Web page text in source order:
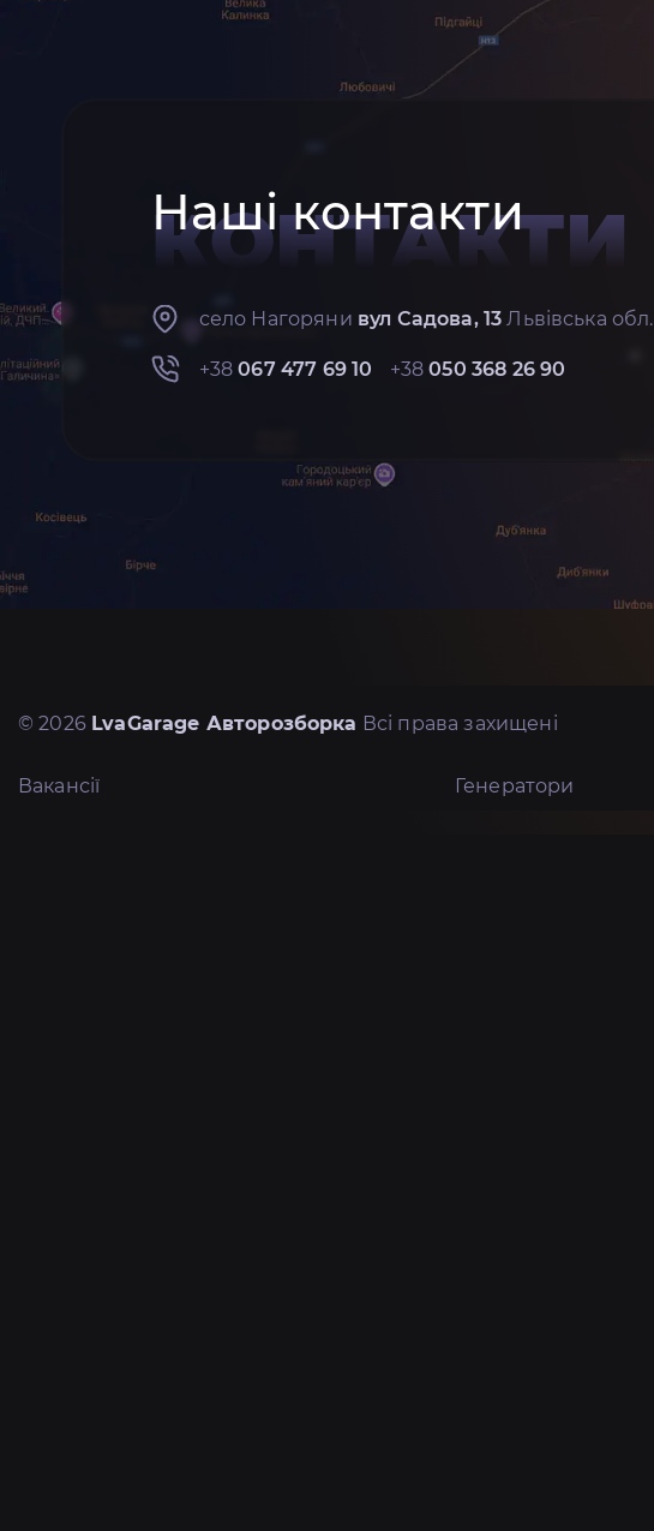
Наші контакти
КОНТАКТИ
село Нагоряни вул Садова, 13 Львівська обл.
+38067 477 69 10 +38050 368 26 90
© 2026 LvaGarage Авторозборка Всі права захищені
Вакансії Генератори